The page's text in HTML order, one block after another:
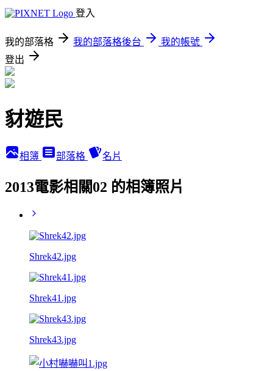
登入
我的部落格 我的部落格後台
我的帳號
登出
豺遊民
相簿 部落格 名片
2013電影相關02 的相簿照片
Shrek42.jpg
Shrek41.jpg
Shrek43.jpg